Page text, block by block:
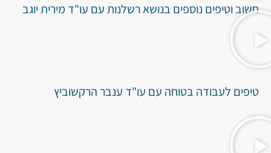
חשוב וטיפים נוספים בנושא רשלנות עם עו"ד מירית יוגב
טיפים לעבודה בטוחה עם עו"ד ענבר הרקשוביץ